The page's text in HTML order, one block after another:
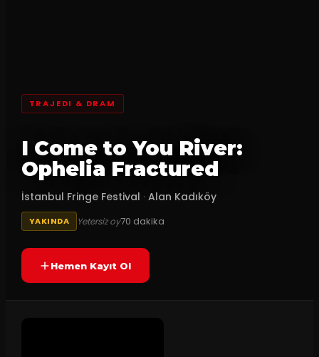
TRAJEDI & DRAM
I Come to You River:
Ophelia Fractured
İstanbul Fringe Festival · Alan Kadıköy
YAKINDA Yetersiz oy70 dakika
Hemen Kayıt Ol